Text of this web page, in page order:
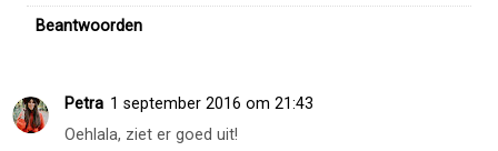
Beantwoorden
Petra 1 september 2016 om 21:43
Oehlala, ziet er goed uit!